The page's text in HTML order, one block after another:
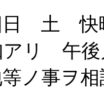
土 快
アリ 午
ノ事ヲ